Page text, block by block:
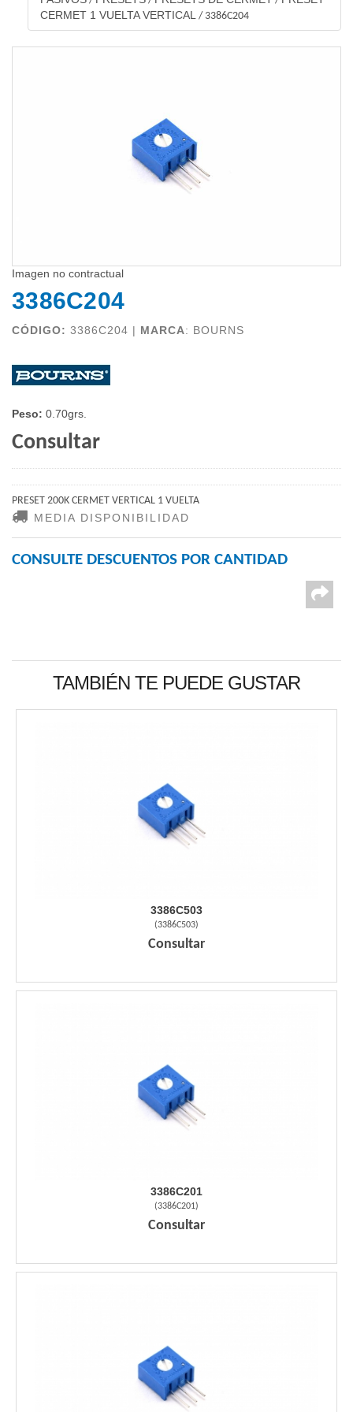
CERMET 1 VUELTA VERTICAL / 3386C204
Imagen no contractual
3386C204
CÓDIGO: 3386C204 | MARCA: BOURNS
Peso: 0.70grs.
Consultar
PRESET 200K CERMET VERTICAL 1 VUELTA
MEDIA DISPONIBILIDAD
CONSULTE DESCUENTOS POR CANTIDAD
TAMBIÉN TE PUEDE GUSTAR
3386C503
(3386C503)
Consultar
3386C201
(3386C201)
Consultar